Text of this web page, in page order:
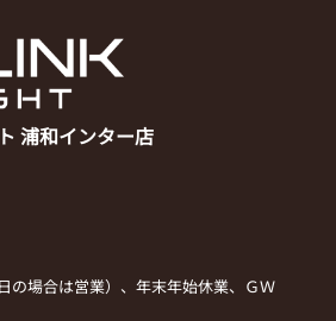
浦和インター店
の場合は営業）、年末年始休業、ＧＷ